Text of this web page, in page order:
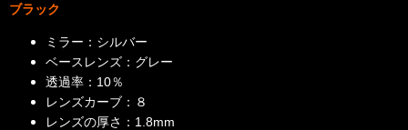
ブラック
ミラー：シルバー
ベースレンズ：グレー
透過率：10％
レンズカーブ：８
レンズの厚さ：1.8mm